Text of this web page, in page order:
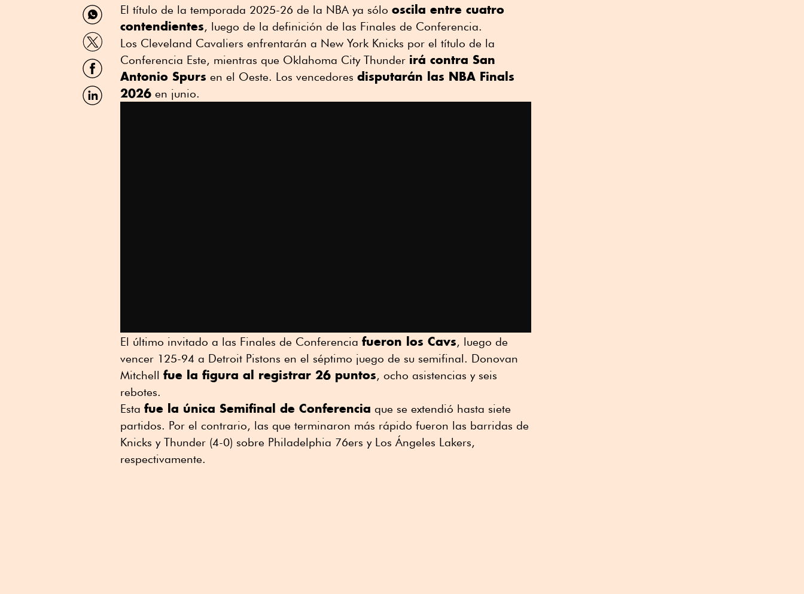
Compartir
por
WhatsApp
Compartir
por
Twitter
Compartir
por
Facebook
Compartir
por
El título de la temporada 2025-26 de la NBA ya sólo oscila entre cuatro
contendientes, luego de la definición de las Finales de Conferencia.
Los Cleveland Cavaliers enfrentarán a New York Knicks por el título de la
Conferencia Este, mientras que Oklahoma City Thunder irá contra San
Antonio Spurs en el Oeste. Los vencedores disputarán las NBA Finals
2026 en junio.
El último invitado a las Finales de Conferencia fueron los Cavs, luego de
vencer 125-94 a Detroit Pistons en el séptimo juego de su semifinal. Donovan
Mitchell fue la figura al registrar 26 puntos, ocho asistencias y seis
rebotes.
Esta fue la única Semifinal de Conferencia que se extendió hasta siete
partidos. Por el contrario, las que terminaron más rápido fueron las barridas de
Knicks y Thunder (4-0) sobre Philadelphia 76ers y Los Ángeles Lakers,
respectivamente.